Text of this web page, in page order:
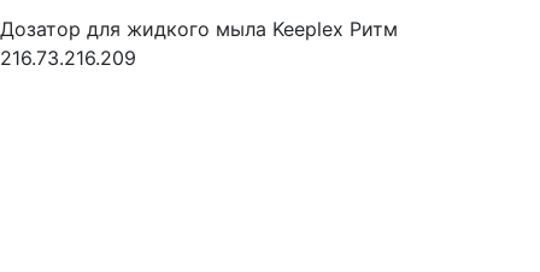
Дозатор для жидкого мыла Keeplex Ритм
216.73.216.209